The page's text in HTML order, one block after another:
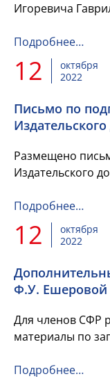
Игоревича
кодекса
Подробнее…
12
октября
2022
Письмо по
Размещено
Издательского
Подробнее…
12
октября
2022
Ф.У. Ешеровой
Для членов СФР
материалы по
Подробнее…